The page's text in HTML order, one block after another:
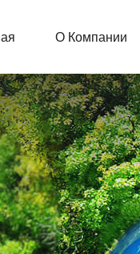
О Компании